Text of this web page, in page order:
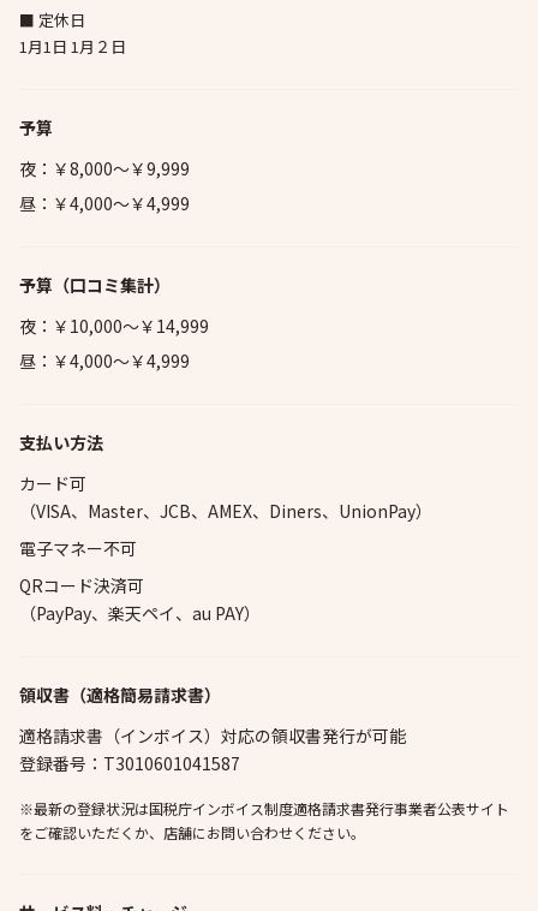
■ 定休日
1月1日 1月２日
予算
夜：￥8,000～￥9,999
昼：￥4,000～￥4,999
予算 （口コミ集計）
夜：￥10,000～￥14,999
昼：￥4,000～￥4,999
支払い方法
カード可
（VISA、Master、JCB、AMEX、Diners、UnionPay）
電子マネー不可
QRコード決済可
（PayPay、楽天ペイ、au PAY）
領収書（適格簡易請求書）
適格請求書（インボイス）対応の領収書発行が可能
登録番号：T3010601041587
※最新の登録状況は国税庁インボイス制度適格請求書発行事業者公表サイト
をご確認いただくか、店舗にお問い合わせください。